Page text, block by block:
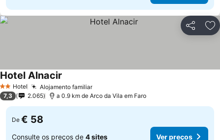
Partilhar
2 Estrelas
Hotel Alojamento familiar
Hotel Alnacir
7,3 2.065 a 0.9 km de Arco da Vila em Faro
De € 58
Consulte os preços de 4 sites Ver preços